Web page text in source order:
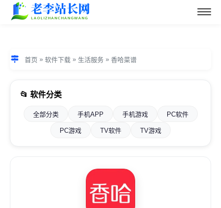
首页 » 软件下载 » 生活服务 » 香哈菜谱
📂 软件分类
全部分类 手机APP 手机游戏 PC软件
PC游戏 TV软件 TV游戏